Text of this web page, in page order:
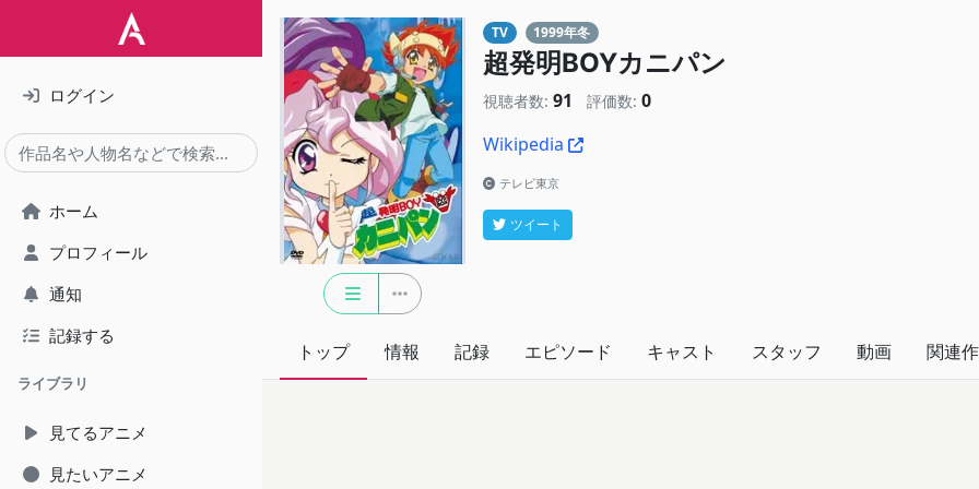
ログイン
ホーム
プロフィール
通知
記録する
ライブラリ
見てるアニメ
見たいアニメ
TV 1999年冬
超発明BOYカニパン
視聴者数: 91 評価数: 0
Wikipedia
テレビ東京
ツイート
トップ 情報 記録 エピソード キャスト スタッフ 動画 関連